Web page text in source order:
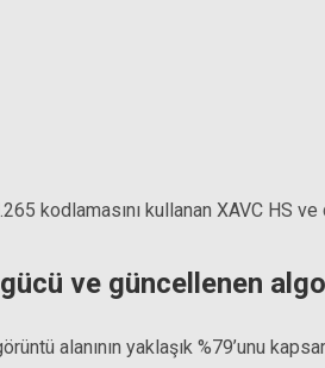
kodlamasını kullanan XAVC
ve güncellenen
alanının yaklaşık %79’unu